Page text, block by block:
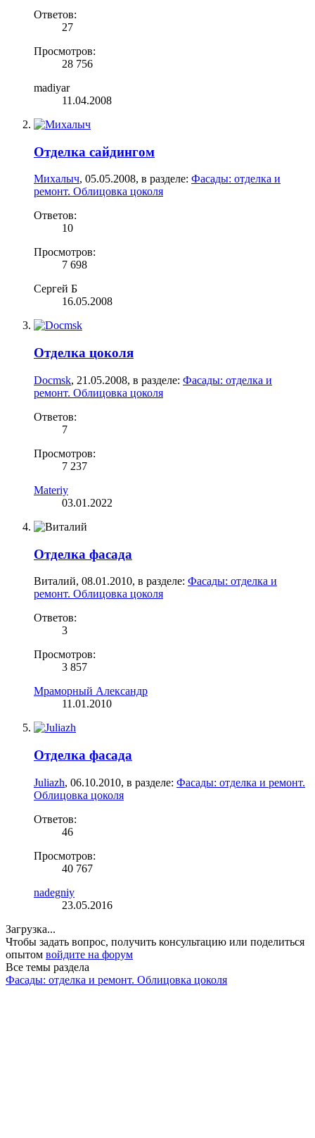
Ответов:
27
Просмотров:
28 756
madiyar
11.04.2008
Отделка сайдингом
Михалыч, 05.05.2008, в разделе: Фасады: отделка и
ремонт. Облицовка цоколя
Ответов:
10
Просмотров:
7 698
Сергей Б
16.05.2008
Отделка цоколя
Docmsk, 21.05.2008, в разделе: Фасады: отделка и
ремонт. Облицовка цоколя
Ответов:
7
Просмотров:
7 237
Materiy
03.01.2022
Отделка фасада
Виталий, 08.01.2010, в разделе: Фасады: отделка и
ремонт. Облицовка цоколя
Ответов:
3
Просмотров:
3 857
Мраморный Александр
11.01.2010
Отделка фасада
Juliazh, 06.10.2010, в разделе: Фасады: отделка и ремонт.
Облицовка цоколя
Ответов:
46
Просмотров:
40 767
nadegniy
23.05.2016
Загрузка...
Чтобы задать вопрос, получить консультацию или поделиться
опытом войдите на форум
Все темы раздела
Фасады: отделка и ремонт. Облицовка цоколя